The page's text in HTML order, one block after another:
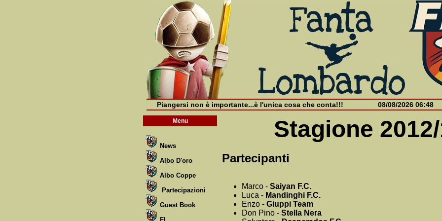
Piangersi non è importante...è l'unica cosa che conta!!! 08/08/2026 06:48
Menu
News
Albo D'oro
Albo Coppe
Partecipazioni
Guest Book
Stagione
Partecipanti
Marco - Saiyan F.C.
Luca - Mandinghi F.C.
Enzo - Giuppi Team
Don Pino - Stella Nera